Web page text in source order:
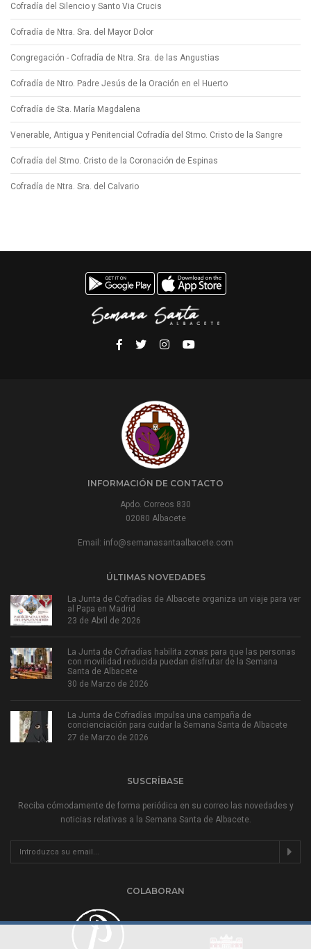
Cofradía del Silencio y Santo Via Crucis
Cofradía de Ntra. Sra. del Mayor Dolor
Congregación - Cofradía de Ntra. Sra. de las Angustias
Cofradía de Ntro. Padre Jesús de la Oración en el Huerto
Cofradía de Sta. María Magdalena
Venerable, Antigua y Penitencial Cofradía del Stmo. Cristo de la Sangre
Cofradía del Stmo. Cristo de la Coronación de Espinas
Cofradía de Ntra. Sra. del Calvario
INFORMACIÓN DE CONTACTO
Apdo. Correos 830
02080 Albacete
Email: info@semanasantaalbacete.com
ÚLTIMAS NOVEDADES
La Junta de Cofradías de Albacete organiza un viaje para ver
al Papa en Madrid
23 de Abril de 2026
La Junta de Cofradías habilita zonas para que las personas
con movilidad reducida puedan disfrutar de la Semana
Santa de Albacete
30 de Marzo de 2026
La Junta de Cofradías impulsa una campaña de
concienciación para cuidar la Semana Santa de Albacete
27 de Marzo de 2026
SUSCRÍBASE
Reciba cómodamente de forma periódica en su correo las novedades y
noticias relativas a la Semana Santa de Albacete.
COLABORAN